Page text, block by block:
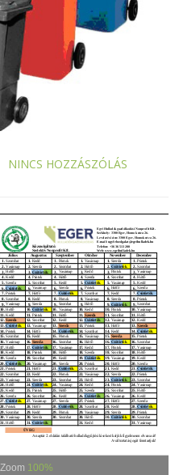
NINCS HOZZÁSZÓLÁS
Zoom 100%